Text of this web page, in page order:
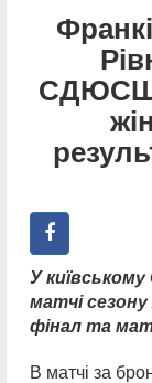
У
матчі сезону
фінал та
В матчі за